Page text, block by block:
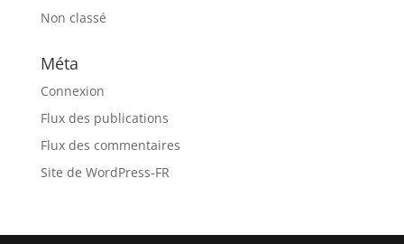
Non classé
Méta
Connexion
Flux des publications
Flux des commentaires
Site de WordPress-FR